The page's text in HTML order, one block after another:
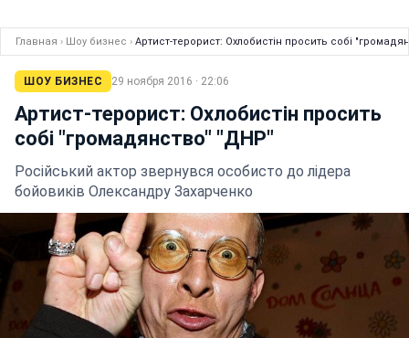
Главная › Шоу бизнес › Артист-терорист: Охлобистін просить собі
ШОУ БИЗНЕС 29 ноября 2016 · 22:06
Артист-терорист: Охлобистін просить
собі "громадянство" "ДНР"
Російський актор звернувся особисто до лідера
бойовиків Олександру Захарченко